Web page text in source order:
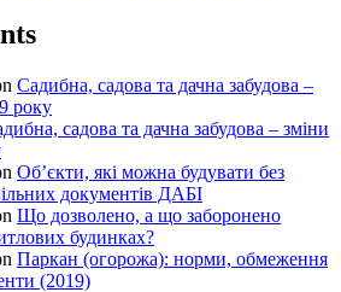
Садибна, садова та дачна забудова –
року
садова та дачна забудова – зміни
Об’єкти, які можна будувати без
документів ДАБІ
Що дозволено, а що заборонено
будинках?
Паркан (огорожа): норми, обмеження
(2019)